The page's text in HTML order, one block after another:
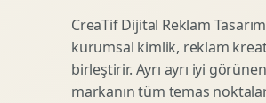
Pazaryeri Marka Magazasi
Eticaret SEO Altyapisi
Form
Sales
CreaTif Dijital Reklam
kurumsal kimlik, reklam
birleştirir. Ayrı ayrı iyi
markanın tüm temas